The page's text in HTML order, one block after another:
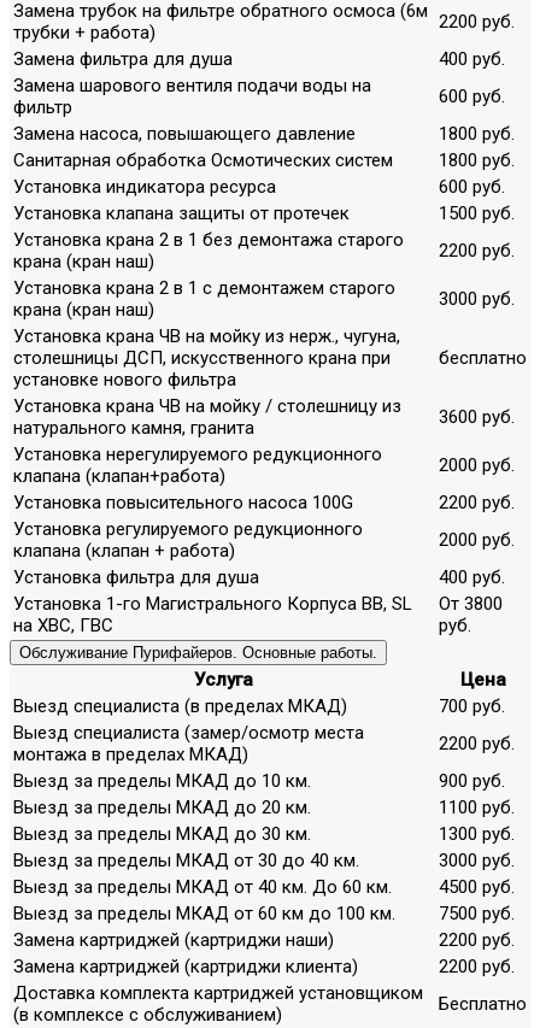
Замена трубок на фильтре обратного осмоса (6м
трубки + работа)
2200 руб.
Замена фильтра для душа
400 руб.
Замена шарового вентиля подачи воды на
фильтр
600 руб.
Замена насоса, повышающего давление
1800 руб.
Санитарная обработка Осмотических систем
1800 руб.
Установка индикатора ресурса
600 руб.
Установка клапана защиты от протечек
1500 руб.
Установка крана 2 в 1 без демонтажа старого
крана (кран наш)
2200 руб.
Установка крана 2 в 1 с демонтажем старого
крана (кран наш)
3000 руб.
Установка крана ЧВ на мойку из нерж., чугуна,
столешницы ДСП, искусственного крана при
установке нового фильтра
бесплатно
Установка крана ЧВ на мойку / столешницу из
натурального камня, гранита
3600 руб.
Установка нерегулируемого редукционного
клапана (клапан+работа)
2000 руб.
Установка повысительного насоса 100G
2200 руб.
Установка регулируемого редукционного
клапана (клапан + работа)
2000 руб.
Установка фильтра для душа
400 руб.
Установка 1-го Магистрального Корпуса ВВ, SL
на ХВС, ГВС
От 3800
руб.
Обслуживание Пурифайеров. Основные работы.
Услуга
Цена
Выезд специалиста (в пределах МКАД)
700 руб.
Выезд специалиста (замер/осмотр места
монтажа в пределах МКАД)
2200 руб.
Выезд за пределы МКАД до 10 км.
900 руб.
Выезд за пределы МКАД до 20 км.
1100 руб.
Выезд за пределы МКАД до 30 км.
1300 руб.
Выезд за пределы МКАД от 30 до 40 км.
3000 руб.
Выезд за пределы МКАД от 40 км. До 60 км.
4500 руб.
Выезд за пределы МКАД от 60 км до 100 км.
7500 руб.
Замена картриджей (картриджи наши)
2200 руб.
Замена картриджей (картриджи клиента)
2200 руб.
Доставка комплекта картриджей установщиком
(в комплексе с обслуживанием)
Бесплатно